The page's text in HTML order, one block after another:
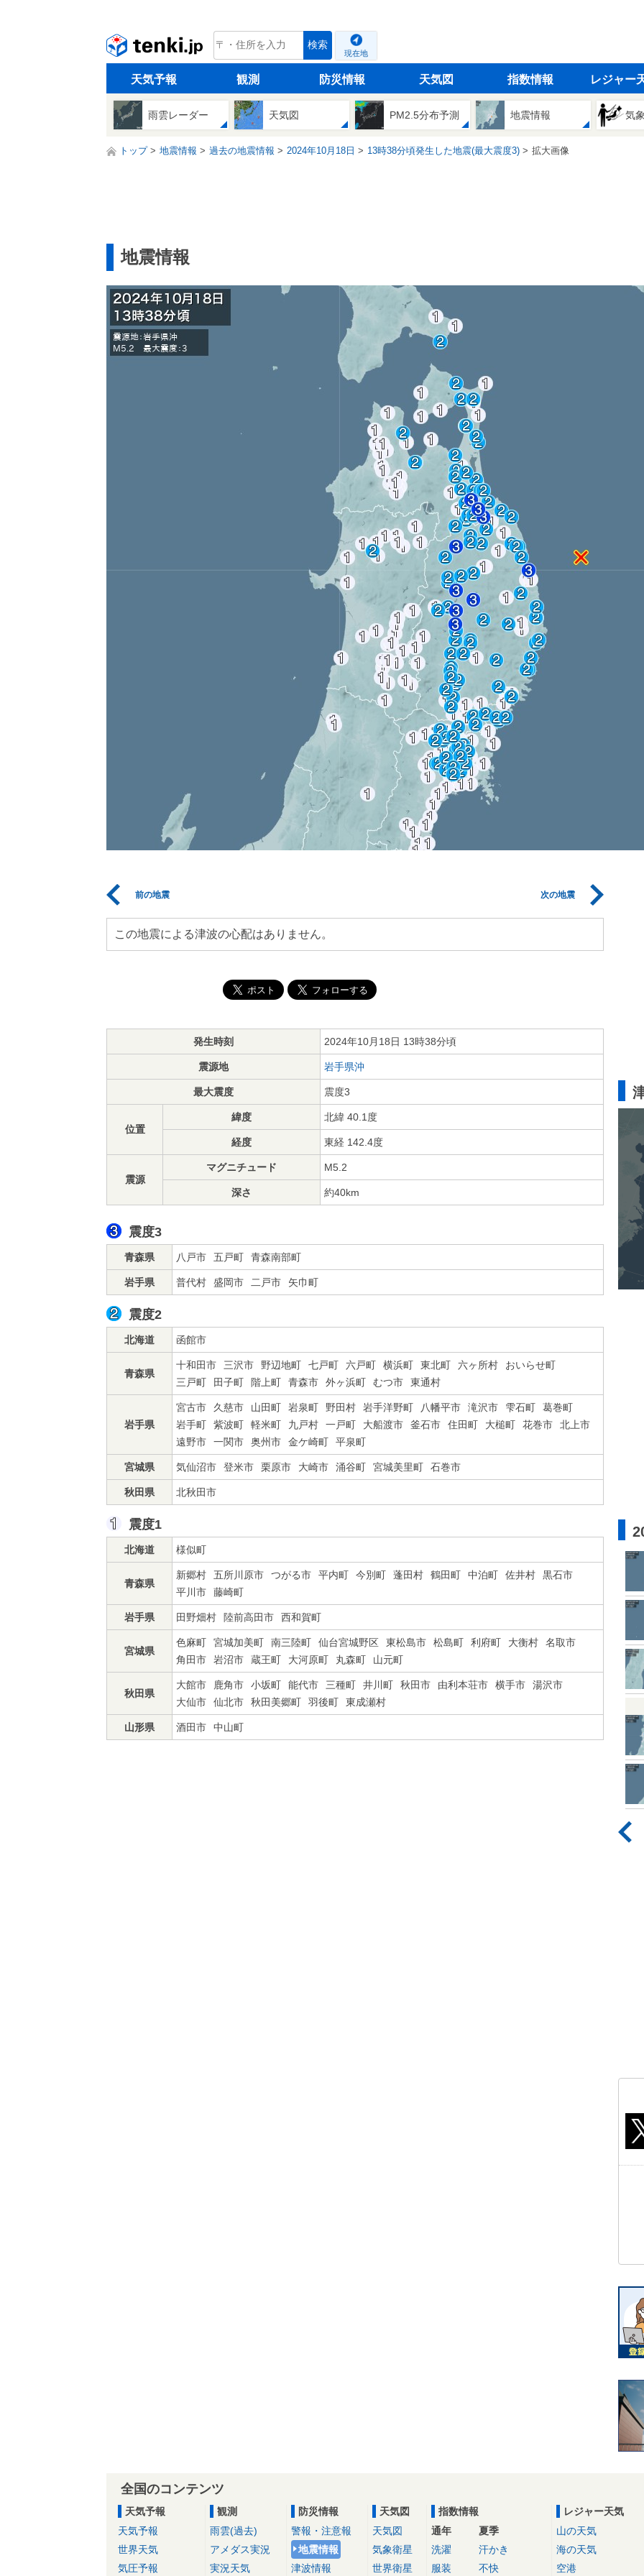
tenki.jp 検索
現在地
天気予報 観測 防災情報 天気図 指数情報 レジャー
雨雲レーダー 天気図 PM2.5分布予測 地震情報 気
トップ 地震情報 過去の地震情報 2024年10月18日 13時38分頃発生した地震(最大震度3) 拡大画像
地震情報
前の地震 次の地震
この地震による津波の心配はありません。
発生時刻 2024年10月18日 13時38分頃
震源地 岩手県沖
最大震度 震度3
位置
緯度 北緯 40.1度
経度 東経 142.4度
震源
マグニチュード M5.2
深さ 約40km
震度3
青森県 八戸市 五戸町 青森南部町
岩手県 普代村 盛岡市 二戸市 矢巾町
震度2
北海道 函館市
青森県
十和田市 三沢市 野辺地町 七戸町 六戸町 横浜町 東北町 六ヶ所村
おいらせ町
三戸町
田子町 階上町 青森市 外ヶ浜町 むつ市 東通村
岩手県
宮古市 久慈市 山田町 岩泉町 野田村 岩手洋野町 八幡平市 滝沢市 雫石町
葛巻町
岩手町
紫波町 軽米町 九戸村 一戸町 大船渡市 釜石市 住田町 大槌町 花巻市
北上市
遠野市
一関市 奥州市 金ケ崎町 平泉町
宮城県 気仙沼市 登米市 栗原市 大崎市 涌谷町 宮城美里町 石巻市
秋田県 北秋田市
震度1
北海道 様似町
青森県
新郷村 五所川原市 つがる市 平内町 今別町 蓬田村 鶴田町 中泊町 佐井村
黒石市
平川市
藤崎町
岩手県 田野畑村 陸前高田市 西和賀町
宮城県
色麻町 宮城加美町 南三陸町 仙台宮城野区 東松島市 松島町 利府町 大衡村
名取市
角田市
岩沼市 蔵王町 大河原町 丸森町 山元町
秋田県
大館市 鹿角市 小坂町 能代市 三種町 井川町 秋田市 由利本荘市 横手市
湯沢市
大仙市
仙北市 秋田美郷町 羽後町 東成瀬村
山形県 酒田市 中山町
全国のコンテンツ
天気予報
天気予報
世界天気
気圧予報
観測
雨雲(過去)
アメダス実況
実況天気
防災情報
警報・注意報
地震情報
津波情報
天気図
天気図
気象衛星
世界衛星
指数情報
通年
洗濯
服装
夏季
汗かき
不快
レジャー天気
山の天気
海の天気
空港